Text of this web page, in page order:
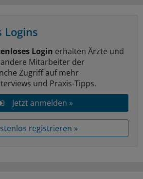
Logins
Login erhalten Ärzte und
Mitarbeiter der
Zugriff auf mehr
und Praxis-Tipps.
Jetzt anmelden »
registrieren »